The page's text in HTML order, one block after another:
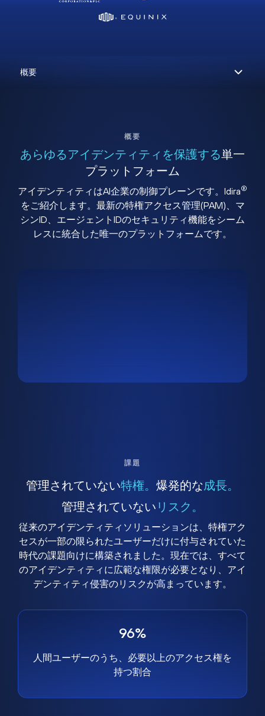
概要
あらゆるアイデンティティを保護する単一
プラットフォーム
アイデンティティはAI企業の制御プレーンです。Idira®
をご紹介します。最新の特権アクセス管理(PAM)、マ
シンID、エージェントIDのセキュリティ機能をシーム
レスに統合した唯一のプラットフォームです。
課題
管理されていない特権。 爆発的な成長。
管理されていない リスク。
従来のアイデンティティソリューションは、特権アク
セスが一部の限られたユーザーだけに付与されていた
時代の課題向けに構築されました。現在では、すべて
のアイデンティティに広範な権限が必要となり、アイ
デンティティ侵害のリスクが高まっています。
96%
人間ユーザーのうち、必要以上のアクセス権を
持つ割合